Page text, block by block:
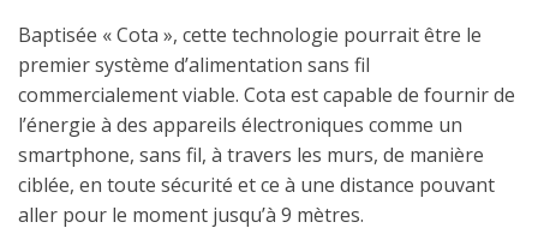
Baptisée « Cota », cette technologie pourrait être le
premier système d’alimentation sans fil
commercialement viable. Cota est capable de fournir de
l’énergie à des appareils électroniques comme un
smartphone, sans fil, à travers les murs, de manière
ciblée, en toute sécurité et ce à une distance pouvant
aller pour le moment jusqu’à 9 mètres.